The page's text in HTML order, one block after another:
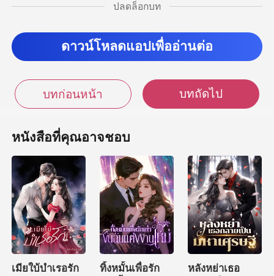
ปลดล็อกบท
ดาวน์โหลดแอปเพื่ออ่านต่อ
บทก่อนหน้า บทถัดไป
หนังสือที่คุณอาจชอบ
เมียใบ้บำเรอรัก
ทิ้งหมั้นเพื่อรัก
หลังหย่าเธอ